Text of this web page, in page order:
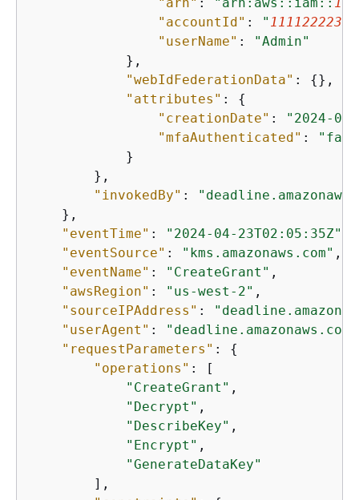
"accountId" : "
"userName" :
"Admin"
            },
"webIdFederationData" : {},
"attributes" : {
"creationDate" :
"2024-
"mfaAuthenticated" :
            }
        },
"invokedBy" :
    },
"eventTime" : "2024-04-23T02:05:35Z"
"eventSource" : "kms.amazonaws.com" ,
"eventName" : "CreateGrant" ,
"awsRegion" : "us-west-2" ,
"sourceIPAddress" :
"userAgent" : "deadline.amazonaws.com"
"requestParameters" : {
"operations" : [
"CreateGrant" ,
"Decrypt" ,
"DescribeKey" ,
"Encrypt" ,
"GenerateDataKey"
        ],